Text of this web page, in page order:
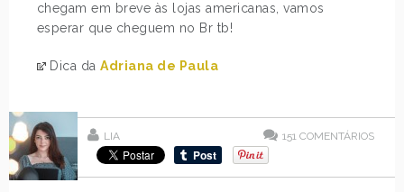
chegam em breve às lojas americanas, vamos
esperar que cheguem no Br tb!
Dica daAdriana de Paula
LIA 151 COMENTÁRIOS